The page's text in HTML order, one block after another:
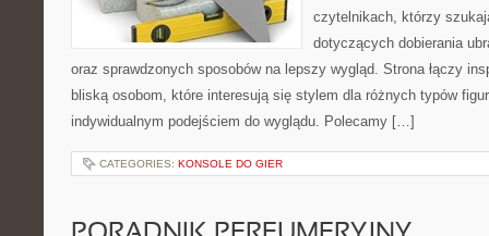
czytelnikach, którzy
dotyczących dobierania
oraz sprawdzonych sposobów na lepszy wygląd. Strona łączy
bliską osobom, które interesują się stylem dla różnych typów
indywidualnym podejściem do wyglądu. Polecamy […]
CATEGORIES: KONSOLE DO GIER